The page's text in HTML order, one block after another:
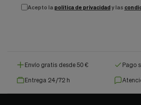
Acepto la política de privacidady las
Envío gratis desde 50 € Pago
Entrega 24/72 h